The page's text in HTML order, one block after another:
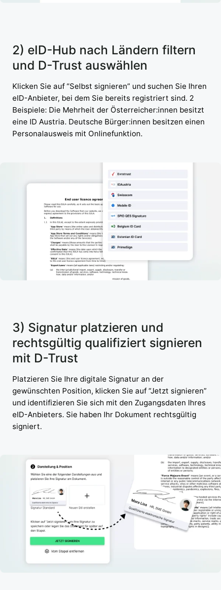
2) eID-Hub nach Ländern filtern
und D-Trust auswählen
Klicken Sie auf “Selbst signieren” und suchen Sie Ihren
eID-Anbieter, bei dem Sie bereits registriert sind. 2
Beispiele: Die Mehrheit der Österreicher:innen besitzt
eine ID Austria. Deutsche Bürger:innen besitzen einen
Personalausweis mit Onlinefunktion.
3) Signatur platzieren und
rechtsgültig qualifiziert signieren
mit D-Trust
Platzieren Sie Ihre digitale Signatur an der
gewünschten Position, klicken Sie auf “Jetzt signieren”
und identifizieren Sie sich mit den Zugangsdaten Ihres
eID-Anbieters. Sie haben Ihr Dokument rechtsgültig
signiert.